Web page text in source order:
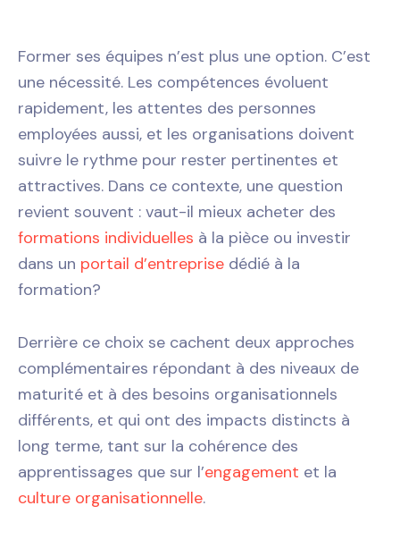
Former ses équipes n’est plus une option. C’est
une nécessité. Les compétences évoluent
rapidement, les attentes des personnes
employées aussi, et les organisations doivent
suivre le rythme pour rester pertinentes et
attractives. Dans ce contexte, une question
revient souvent : vaut-il mieux acheter des
formations individuelles à la pièce ou investir
dans un portail d’entreprise dédié à la
formation?
Derrière ce choix se cachent deux approches
complémentaires répondant à des niveaux de
maturité et à des besoins organisationnels
différents, et qui ont des impacts distincts à
long terme, tant sur la cohérence des
apprentissages que sur l’engagement et la
culture organisationnelle.